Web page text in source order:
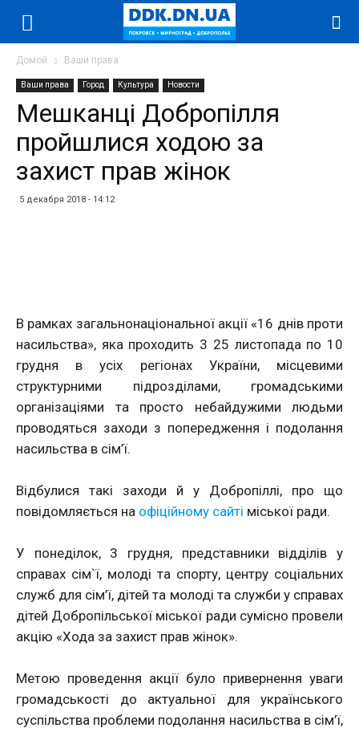
Домой Ваши права
Ваши права Город Культура Новости
Мешканці Добропілля
пройшлися ходою за
захист прав жінок
5 декабря 2018 - 14:12
В рамках загальнонаціональної акції «16 днів проти
насильства», яка проходить 3 25 листопада по 10
грудня в усіх регіонах України, місцевими
структурними підрозділами, громадськими
організаціями та просто небайдужими людьми
проводяться заходи з попередження і подолання
насильства в сім’ї.
Відбулися такі заходи й у Добропіллі, про що
повідомляється на офіційному сайті міської ради.
У понеділок, 3 грудня, представники відділів у
справах сім`ї, молоді та спорту, центру соціальних
служб для сім’ї, дітей та молоді та служби у справах
дітей Добропільської міської ради сумісно провели
акцію «Хода за захист прав жінок».
Метою проведення акції було привернення уваги
громадськості до актуальної для українського
суспільства проблеми подолання насильства в сім’ї,